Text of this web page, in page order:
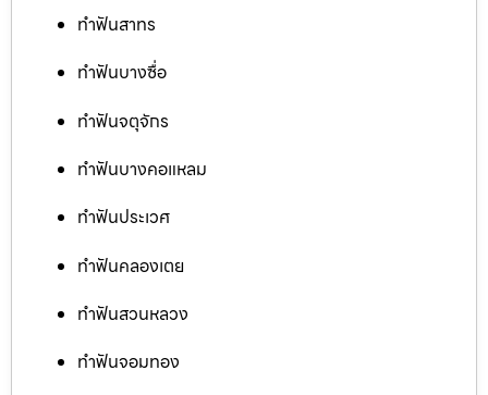
ทำฟันสาทร
ทำฟันบางซื่อ
ทำฟันจตุจักร
ทำฟันบางคอแหลม
ทำฟันประเวศ
ทำฟันคลองเตย
ทำฟันสวนหลวง
ทำฟันจอมทอง